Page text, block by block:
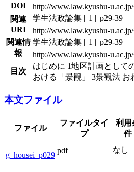
DOI
http://www.law.kyushu-
関連
URI
学生法政論集 || 1 || p29-39
http://www.law.kyushu-
関連情
報
学生法政論集 || 1 || p29-39
http://www.law.kyushu-
目次
はじめに 1地区計画として
おける「景観」 3景観法 お
本文ファイル
ファイル
ファイルタイ 利
件
g_housei_p029
なし